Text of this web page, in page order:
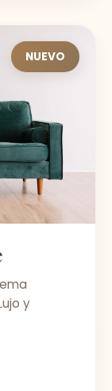
NUEVO
y